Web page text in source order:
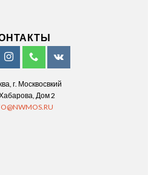
г. Москвосвкий
Дом 2